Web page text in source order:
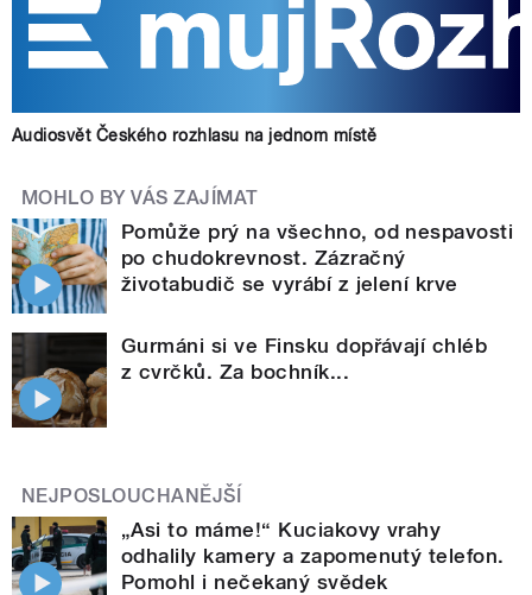
Audiosvět Českého rozhlasu na jednom místě
MOHLO BY VÁS ZAJÍMAT
Pomůže prý na všechno, od nespavosti
po chudokrevnost. Zázračný
životabudič se vyrábí z jelení krve
Gurmáni si ve Finsku dopřávají chléb
z cvrčků. Za bochník...
NEJPOSLOUCHANĚJŠÍ
„Asi to máme!“ Kuciakovy vrahy
odhalily kamery a zapomenutý telefon.
Pomohl i nečekaný svědek